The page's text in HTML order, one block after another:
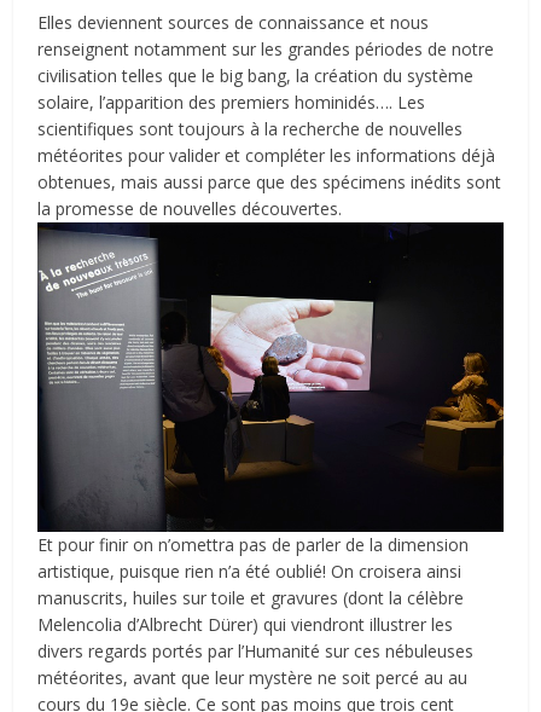
Elles deviennent sources de connaissance et nous
renseignent notamment sur les grandes périodes de notre
civilisation telles que le big bang, la création du système
solaire, l’apparition des premiers hominidés…. Les
scientifiques sont toujours à la recherche de nouvelles
météorites pour valider et compléter les informations déjà
obtenues, mais aussi parce que des spécimens inédits sont
la promesse de nouvelles découvertes.
Et pour finir on n’omettra pas de parler de la dimension
artistique, puisque rien n’a été oublié! On croisera ainsi
manuscrits, huiles sur toile et gravures (dont la célèbre
Melencolia d’Albrecht Dürer) qui viendront illustrer les
divers regards portés par l’Humanité sur ces nébuleuses
météorites, avant que leur mystère ne soit percé au au
cours du 19e siècle. Ce sont pas moins que trois cent